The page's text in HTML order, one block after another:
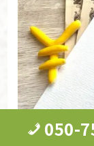
【2026年】安
050-